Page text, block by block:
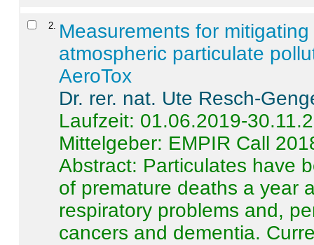
2
Measurements for
atmospheric particulate
AeroTox
Dr. rer. nat. Ute Resch-
Laufzeit: 01.06.2019-
Mittelgeber: EMPIR Call
Abstract: Particulates have
of premature deaths a year
respiratory problems and,
cancers and dementia.